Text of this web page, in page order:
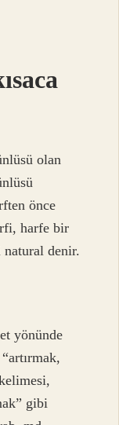
olan
önce
harfe bir
denir.
yönünde
gibi